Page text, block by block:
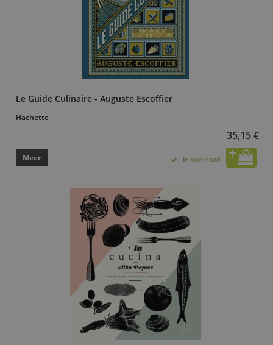
Le Guide Culinaire - Auguste Escoffier
Hachette
35,15 €
Meer In voorraad